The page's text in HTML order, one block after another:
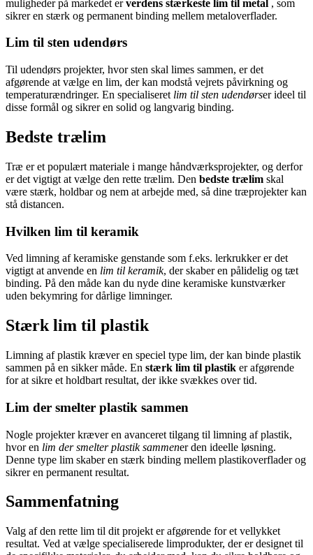
muligheder på markedet erverdens stærkeste lim til metal , som
sikrer en stærk og permanent binding mellem metaloverflader.
Lim til sten udendørs
Til udendørs projekter, hvor sten skal limes sammen, er det
afgørende at vælge en lim, der kan modstå vejrets påvirkning og
temperaturændringer. En specialiseret lim til sten udendørser ideel til
disse formål og sikrer en solid og langvarig binding.
Bedste trælim
Træ er et populært materiale i mange håndværksprojekter, og derfor
er det vigtigt at vælge den rette trælim. Den bedste trælim skal
være stærk, holdbar og nem at arbejde med, så dine træprojekter kan
stå distancen.
Hvilken lim til keramik
Ved limning af keramiske genstande som f.eks. lerkrukker er det
vigtigt at anvende en lim til keramik, der skaber en pålidelig og tæt
binding. På den måde kan du nyde dine keramiske kunstværker
uden bekymring for dårlige limninger.
Stærk lim til plastik
Limning af plastik kræver en speciel type lim, der kan binde plastik
sammen på en sikker måde. En stærk lim til plastik er afgørende
for at sikre et holdbart resultat, der ikke svækkes over tid.
Lim der smelter plastik sammen
Nogle projekter kræver en avanceret tilgang til limning af plastik,
hvor en lim der smelter plastik sammener den ideelle løsning.
Denne type lim skaber en stærk binding mellem plastikoverflader og
sikrer en permanent resultat.
Sammenfatning
Valg af den rette lim til dit projekt er afgørende for et vellykket
resultat. Ved at vælge specialiserede limprodukter, der er designet til